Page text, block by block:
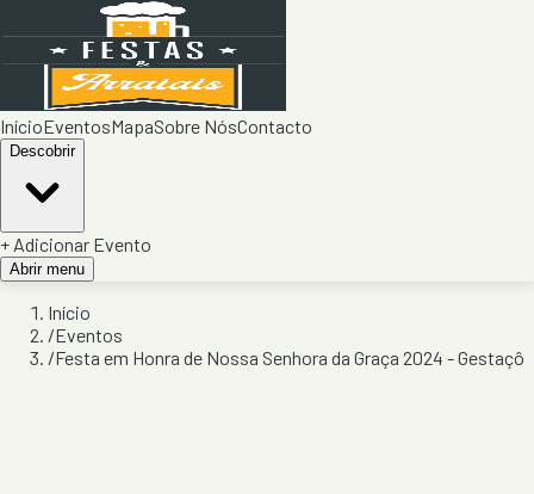
InícioEventosMapaSobre NósContacto
Descobrir
+ Adicionar Evento
Abrir menu
Início
/Eventos
/Festa em Honra de Nossa Senhora da Graça 2024 - Gestaçô